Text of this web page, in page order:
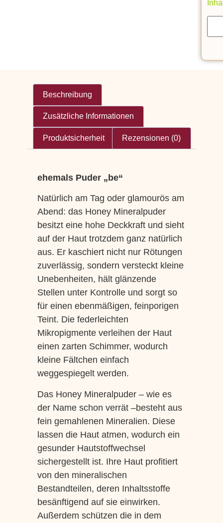
Beschreibung
Zusätzliche Informationen
Produktsicherheit Rezensionen (0)
ehemals Puder „be“
Natürlich am Tag oder glamourös am
Abend: das Honey Mineralpuder
besitzt eine hohe Deckkraft und sieht
auf der Haut trotzdem ganz natürlich
aus. Er kaschiert nicht nur Rötungen
zuverlässig, sondern versteckt kleine
Unebenheiten, hält glänzende
Stellen unter Kontrolle und sorgt so
für einen ebenmäßigen, feinporigen
Teint. Die federleichten
Mikropigmente verleihen der Haut
einen zarten Schimmer, wodurch
kleine Fältchen einfach
weggespiegelt werden.
Das Honey Mineralpuder – wie es
der Name schon verrät –besteht aus
fein gemahlenen Mineralien. Diese
lassen die Haut atmen, wodurch ein
gesunder Hautstoffwechsel
sichergestellt ist. Ihre Haut profitiert
von den mineralischen
Bestandteilen, deren Inhaltsstoffe
besänftigend auf sie einwirken.
Außerdem schützen die in dem